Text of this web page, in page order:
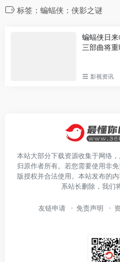
标签：蝙蝠侠：侠影之谜
蝙蝠侠日来
三部曲将重
影视资讯
本站大部分下载资源收集于网络
归原作者所有。若您需要使用非
版授权并合法使用。本站发布的
系站长删除，我们
友链申请 免责声明